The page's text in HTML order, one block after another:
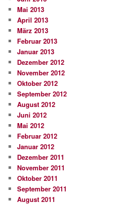
Mai 2013
April 2013
März 2013
Februar 2013
Januar 2013
Dezember 2012
November 2012
Oktober 2012
September 2012
August 2012
Juni 2012
Mai 2012
Februar 2012
Januar 2012
Dezember 2011
November 2011
Oktober 2011
September 2011
August 2011